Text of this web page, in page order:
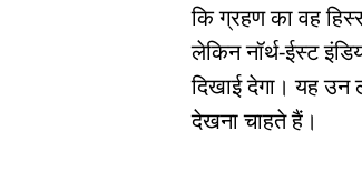
कि ग्रहण का वह
लेकिन नॉर्थ-ईस्ट
दिखाई देगा। यह उन
देखना चाहते हैं।